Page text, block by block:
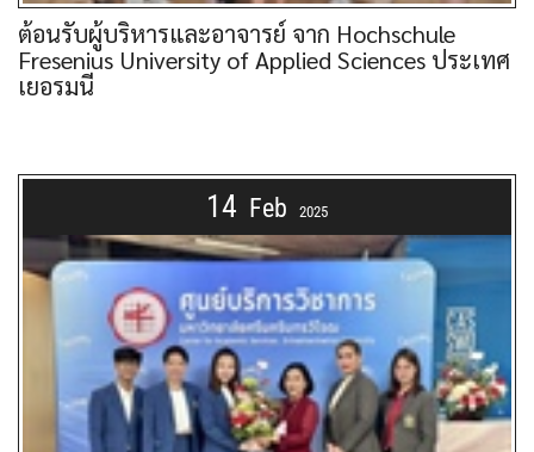
ต้อนรับผู้บริหารและอาจารย์ จาก Hochschule
Fresenius University of Applied Sciences ประเทศ
เยอรมนี
14 Feb 2025